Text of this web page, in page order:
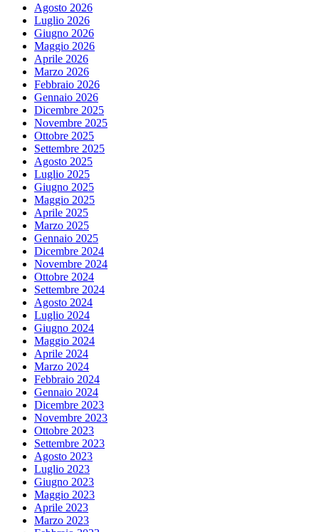
Agosto 2026
Luglio 2026
Giugno 2026
Maggio 2026
Aprile 2026
Marzo 2026
Febbraio 2026
Gennaio 2026
Dicembre 2025
Novembre 2025
Ottobre 2025
Settembre 2025
Agosto 2025
Luglio 2025
Giugno 2025
Maggio 2025
Aprile 2025
Marzo 2025
Gennaio 2025
Dicembre 2024
Novembre 2024
Ottobre 2024
Settembre 2024
Agosto 2024
Luglio 2024
Giugno 2024
Maggio 2024
Aprile 2024
Marzo 2024
Febbraio 2024
Gennaio 2024
Dicembre 2023
Novembre 2023
Ottobre 2023
Settembre 2023
Agosto 2023
Luglio 2023
Giugno 2023
Maggio 2023
Aprile 2023
Marzo 2023